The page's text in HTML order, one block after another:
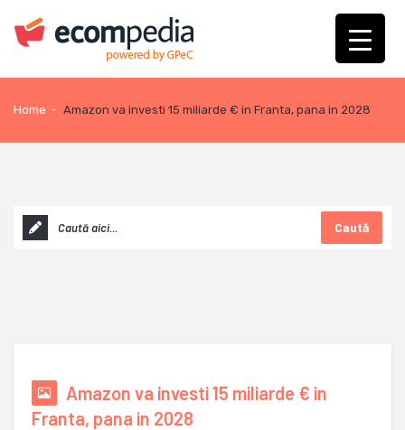
Home - Amazon va investi 15 miliarde € in Franta, pana in 2028
Caută
Amazon va investi 15 miliarde € in
Franta, pana in 2028